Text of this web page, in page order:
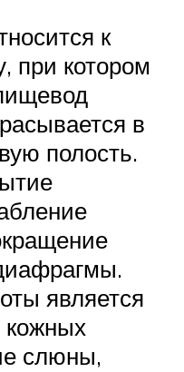
к
при котором
в
полость.
является
кожных
слюны,